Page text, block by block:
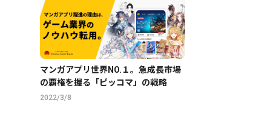
マンガアプリ世界NO.１。急成長市場
の覇権を握る「ピッコマ」の戦略
2022/3/8